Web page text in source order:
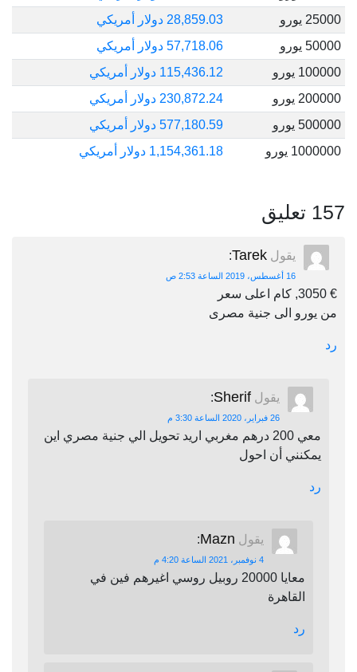
25000 يورو
28,859.03 دولار أمريكي
50000 يورو
57,718.06 دولار أمريكي
100000 يورو
115,436.12 دولار أمريكي
200000 يورو
230,872.24 دولار أمريكي
500000 يورو
577,180.59 دولار أمريكي
1000000 يورو
1,154,361.18 دولار أمريكي
157 تعليق
يقول Tarek
:
16 أغسطس، 2019 الساعة 2:53 ص
€ 3050, كام اعلى سعر
من يورو الى جنية مصرى
رد
يقول Sherif
:
26 فبراير، 2020 الساعة 3:30 م
معي 200 درهم مغربي اريد تحويل الي جنية مصري اين
يمكنني أن احول
رد
يقول Mazn
:
4 نوفمبر، 2021 الساعة 4:20 م
معايا 20000 روبيل روسي اغيرهم فين في
القاهرة
رد